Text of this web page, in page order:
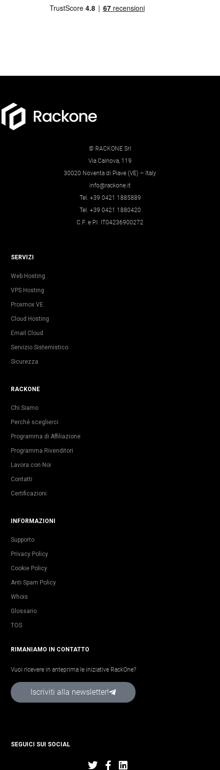
© RACKONE Srl
Via Calnova, 119
30020 Noventa di Piave (VE) – Italy
info@rackone.it
Tel. +39 0421 1885889
Tel. +39 0421 1880420
C.F. e P.I. IT04236900272
SERVIZI
Web Hosting
VPS Hosting
Proxmox VE
Cloud Hosting
Email Cloud
Servizio Sistemistico
Sicurezza
RACKONE
Chi Siamo
Perché sceglierci
Programma di Affiliazione
Programma Rivenditori
Lavora con Noi
Contatti
Certificazioni
INFORMAZIONI
Supporto
Privacy Policy
Cookie Policy
Anti Spam Policy
Whois
Glossario
TOS
RIMANIAMO IN CONTATTO
Vuoi ricevere in anteprima le iniziative RackOne?
Iscriviti alla newsletter!
SEGUICI SUI SOCIAL